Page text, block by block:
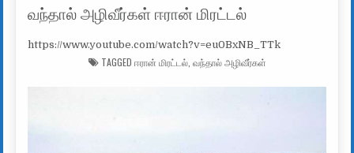
வந்தால் அழிவீர்கள் ஈரான் மிரட்டல்
https://www.youtube.com/watch?v=eu0BxNB_TTk
TAGGED ஈரான் மிரட்டல், வந்தால் அழிவீர்கள்